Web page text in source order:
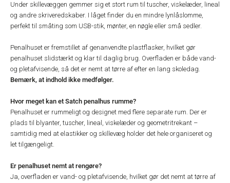
Under skillevæggen gemmer sig et stort rum til tuscher, viskelæder, lineal
og andre skriveredskaber. I låget finder du en mindre lynlåslomme,
perfekt til småting som USB-stik, mønter, en nøgle eller små sedler.
Penalhuset er fremstillet af genanvendte plastflasker, hvilket gør
penalhuset slidstærkt og klar til daglig brug. Overfladen er både vand-
og pletafvisende, så det er nemt at tørre af efter en lang skoledag.
Bemærk, at indhold ikke medfølger.
Hvor meget kan et Satch penalhus rumme?
Penalhuset er rummeligt og designet med flere separate rum. Der er
plads til blyanter, tuscher, lineal, viskelæder og geometritrekant –
samtidig med at elastikker og skillevæg holder det hele organiseret og
let tilgængeligt.
Er penalhuset nemt at rengøre?
Ja, overfladen er vand- og pletafvisende, hvilket gør det nemt at tørre af